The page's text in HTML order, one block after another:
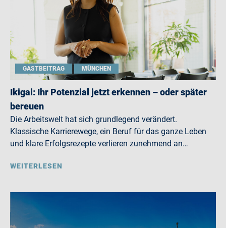
GASTBEITRAG MÜNCHEN
Ikigai: Ihr Potenzial jetzt erkennen – oder später
bereuen
Die Arbeitswelt hat sich grundlegend verändert.
Klassische Karrierewege, ein Beruf für das ganze Leben
und klare Erfolgsrezepte verlieren zunehmend an…
WEITERLESEN